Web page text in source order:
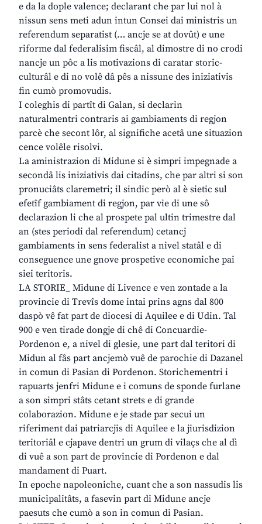
e da la dople valence; declarant che par lui nol à
nissun sens meti adun intun Consei dai ministris un
referendum separatist (… ancje se at dovût) e une
riforme dal federalisim fiscâl, al dimostre di no crodi
nancje un pôc a lis motivazions di caratar storic-
culturâl e di no volê dâ pês a nissune des iniziativis
fin cumò promovudis.
I coleghis di partît di Galan, si declarin
naturalmentri contraris ai gambiaments di regjon
parcè che secont lôr, al significhe acetâ une situazion
cence volêle risolvi.
La aministrazion di Midune si è simpri impegnade a
secondâ lis iniziativis dai citadins, che par altri si son
pronuciâts claremetri; il sindic però al è sietic sul
efetîf gambiament di regjon, par vie di une sô
declarazion li che al prospete pal ultin trimestre dal
an (stes periodi dal referendum) cetancj
gambiaments in sens federalist a nivel statâl e di
conseguence une gnove prospetive economiche pai
siei teritoris.
LA STORIE_ Midune di Livence e ven zontade a la
provincie di Trevîs dome intai prins agns dal 800
daspò vê fat part de diocesi di Aquilee e di Udin. Tal
900 e ven tirade dongje di chê di Concuardie-
Pordenon e, a nivel di glesie, une part dal teritori di
Midun al fâs part ancjemò vuê de parochie di Dazanel
in comun di Pasian di Pordenon. Storichementri i
rapuarts jenfri Midune e i comuns de sponde furlane
a son simpri stâts cetant strets e di grande
colaborazion. Midune e je stade par secui un
riferiment dai patriarcjis di Aquilee e la jiurisdizion
teritoriâl e cjapave dentri un grum di vilaçs che al dì
di vuê a son part de provincie di Pordenon e dal
mandament di Puart.
In epoche napoleoniche, cuant che a son nassudis lis
municipalitâts, a fasevin part di Midune ancje
paesuts che cumò a son in comun di Pasian.